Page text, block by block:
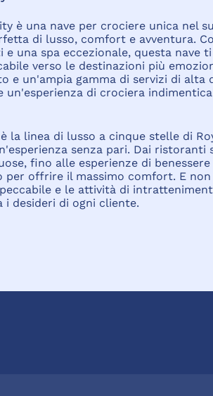
è una nave per crociere unica nel
di lusso, comfort e avventura.
una spa eccezionale, questa nave
verso le destinazioni più
e un'ampia gamma di servizi di alta
un'esperienza di crociera
la linea di lusso a cinque stelle di
senza pari. Dai
fino alle esperienze di
per offrire il massimo comfort. E
e le attività di
i desideri di ogni cliente.